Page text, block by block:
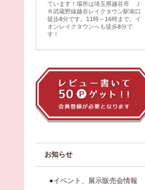
ています！場所は埼玉県越谷市 Ｊ
Ｒ武蔵野線越谷レイクタウン駅南口
徒歩8分です。11時～16時まで。イ
オンレイクタウンへも徒歩8分で
す！
お知らせ
●イベント、展示販売会情報